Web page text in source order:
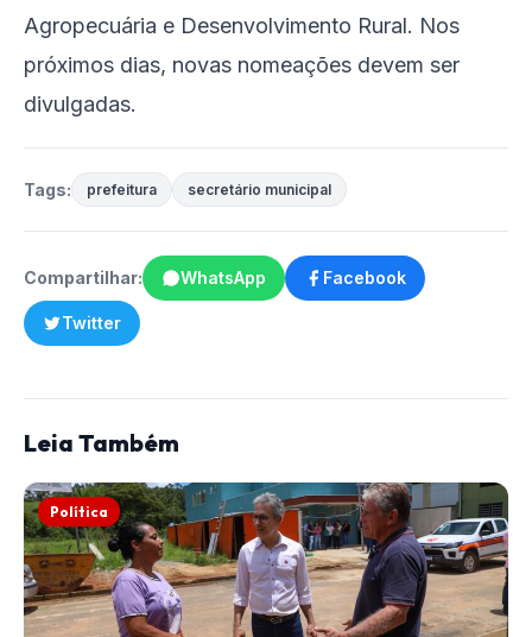
Agropecuária e Desenvolvimento Rural. Nos
próximos dias, novas nomeações devem ser
divulgadas.
Tags: prefeitura secretário municipal
Compartilhar: WhatsApp Facebook
Twitter
Leia Também
Política